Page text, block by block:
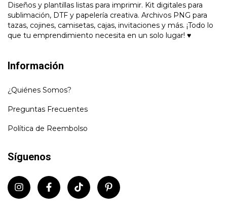
Diseños y plantillas listas para imprimir. Kit digitales para
sublimación, DTF y papelería creativa. Archivos PNG para
tazas, cojines, camisetas, cajas, invitaciones y más. ¡Todo lo
que tu emprendimiento necesita en un solo lugar! ♥
Información
¿Quiénes Somos?
Preguntas Frecuentes
Política de Reembolso
Síguenos